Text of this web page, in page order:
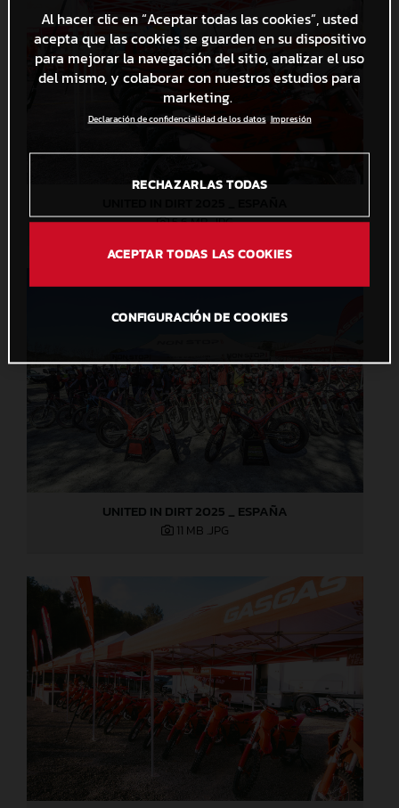
5,6 MB.JPG
UNITED IN DIRT 2025 _ ESPAÑA
11 MB .JPG
Al hacer clic en “Aceptar todas las cookies”, usted
acepta que las cookies se guarden en su dispositivo
para mejorar la navegación del sitio, analizar el uso
del mismo, y colaborar con nuestros estudios para
marketing.
Declaración de confidencialidad de los datos Impresión
RECHAZARLAS TODAS
ACEPTAR TODAS LAS COOKIES
CONFIGURACIÓN DE COOKIES